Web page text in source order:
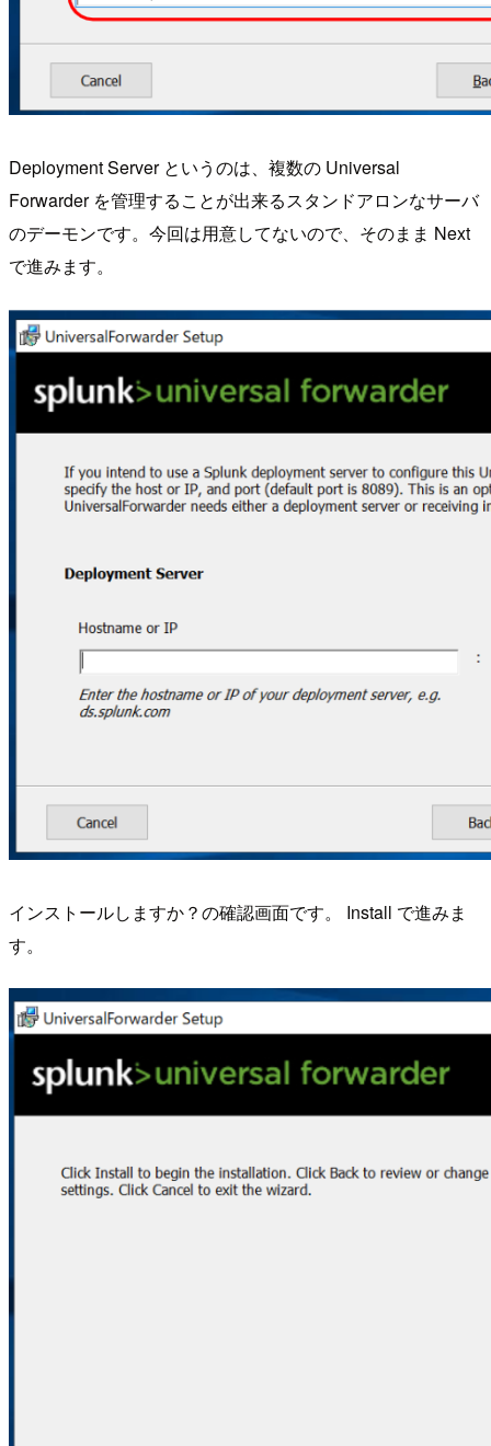
Deployment Server というのは、複数の Universal
Forwarder を管理することが出来るスタンドアロンなサーバ
のデーモンです。今回は用意してないので、そのまま Next
で進みます。
インストールしますか？の確認画面です。 Install で進みま
す。